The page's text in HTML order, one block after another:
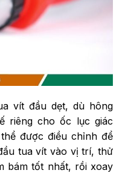
vít đầu dẹt, dù hông
riêng cho ốc lục giác
được điều chỉnh để
tua vít vào vị trí, thử
bám tốt nhất, rồi xoay